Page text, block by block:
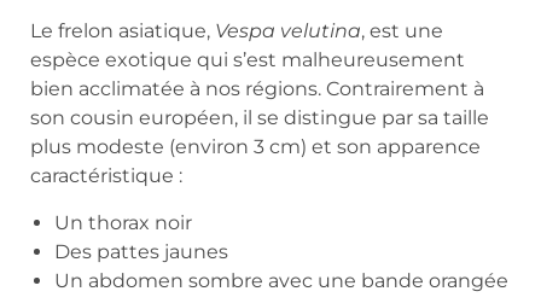
Le frelon asiatique, Vespa velutina, est une
espèce exotique qui s’est malheureusement
bien acclimatée à nos régions. Contrairement à
son cousin européen, il se distingue par sa taille
plus modeste (environ 3 cm) et son apparence
caractéristique :
Un thorax noir
Des pattes jaunes
Un abdomen sombre avec une bande orangée